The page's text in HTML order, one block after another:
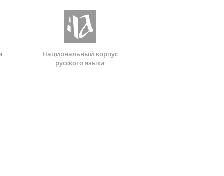
Национальный корпус
русского языка